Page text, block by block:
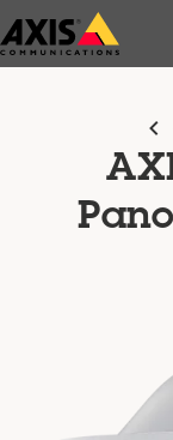
Saltar
al